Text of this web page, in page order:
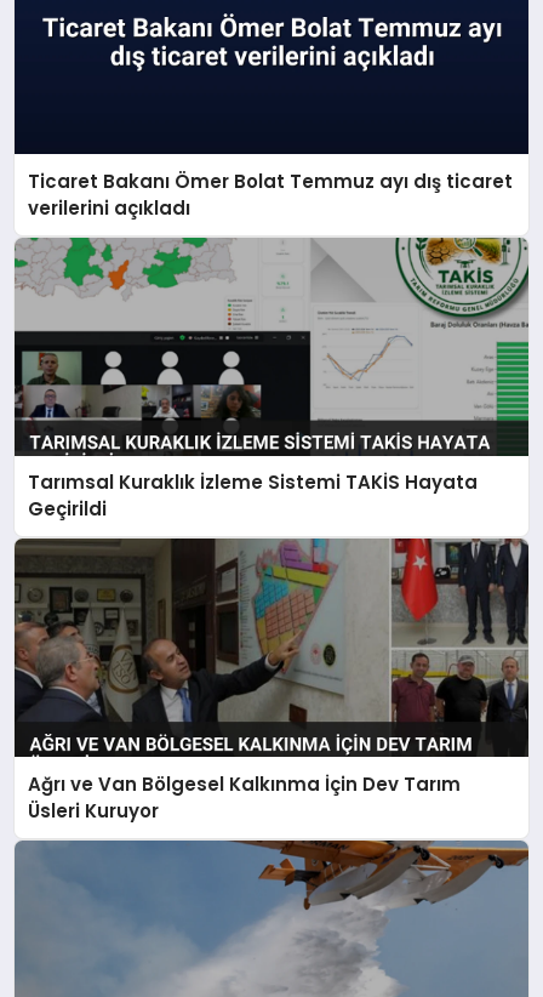
Ticaret Bakanı Ömer Bolat Temmuz ayı dış ticaret
verilerini açıkladı
Tarımsal Kuraklık İzleme Sistemi TAKİS Hayata
Geçirildi
Ağrı ve Van Bölgesel Kalkınma İçin Dev Tarım
Üsleri Kuruyor